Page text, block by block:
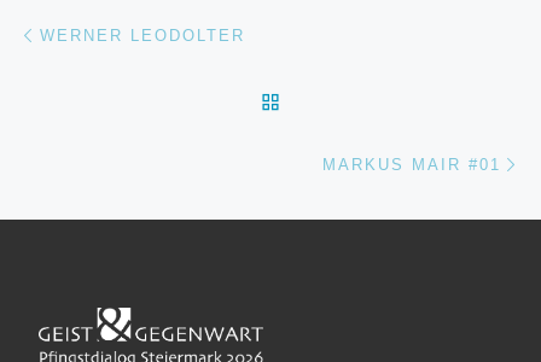
Beitragsnavigation
WERNER LEODOLTER
MARKUS MAIR #01